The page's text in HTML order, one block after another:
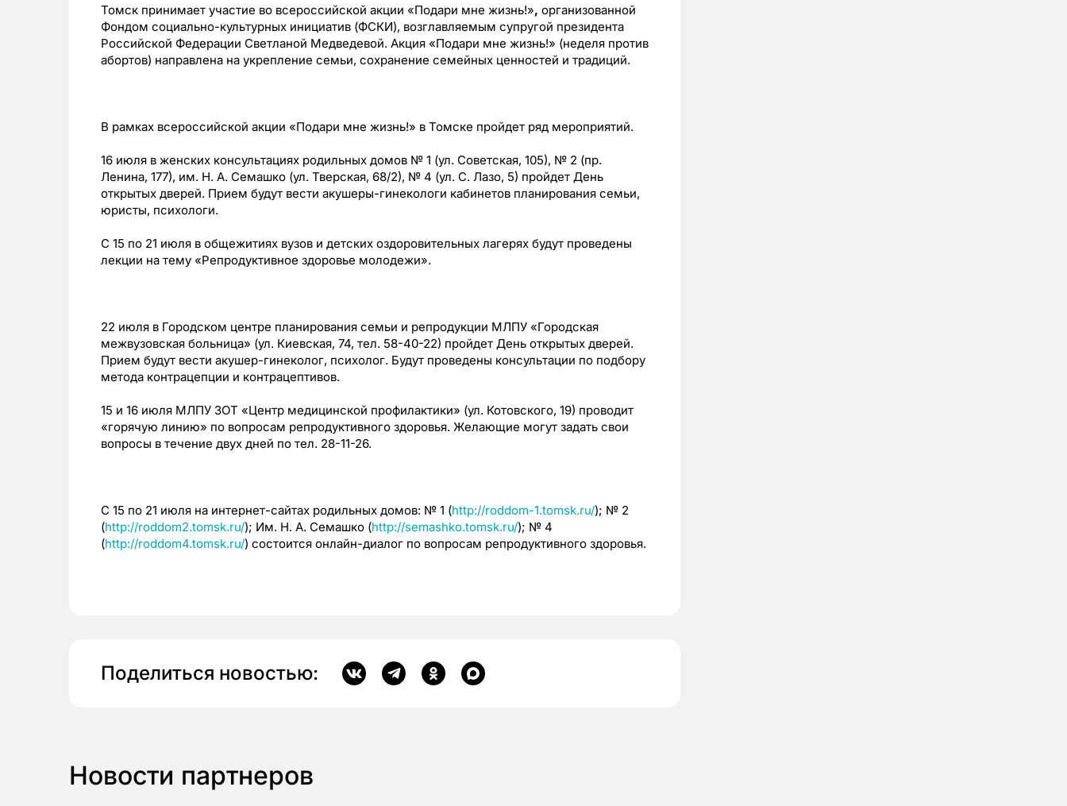
Томск принимает участие во всероссийской акции «Подари мне жизнь!», организованной
Фондом социально-культурных инициатив (ФСКИ), возглавляемым супругой президента
Российской Федерации Светланой Медведевой. Акция «Подари мне жизнь!» (неделя против
абортов) направлена на укрепление семьи, сохранение семейных ценностей и традиций.
В рамках всероссийской акции «Подари мне жизнь!» в Томске пройдет ряд мероприятий.
16 июля в женских консультациях родильных домов № 1 (ул. Советская, 105), № 2 (пр.
Ленина, 177), им. Н. А. Семашко (ул. Тверская, 68/2), № 4 (ул. С. Лазо, 5) пройдет День
открытых дверей. Прием будут вести акушеры-гинекологи кабинетов планирования семьи,
юристы, психологи.
С 15 по 21 июля в общежитиях вузов и детских оздоровительных лагерях будут проведены
лекции на тему «Репродуктивное здоровье молодежи».
22 июля в Городском центре планирования семьи и репродукции МЛПУ «Городская
межвузовская больница» (ул. Киевская, 74, тел. 58-40-22) пройдет День открытых дверей.
Прием будут вести акушер-гинеколог, психолог. Будут проведены консультации по подбору
метода контрацепции и контрацептивов.
15 и 16 июля МЛПУ ЗОТ «Центр медицинской профилактики» (ул. Котовского, 19) проводит
«горячую линию» по вопросам репродуктивного здоровья. Желающие могут задать свои
вопросы в течение двух дней по тел. 28-11-26.
С 15 по 21 июля на интернет-сайтах родильных домов: № 1 (http://roddom-1.tomsk.ru/); № 2
(http://roddom2.tomsk.ru/); Им. Н. А. Семашко (http://semashko.tomsk.ru/); № 4
(http://roddom4.tomsk.ru/) состоится онлайн-диалог по вопросам репродуктивного здоровья.
Поделиться новостью:
Новости партнеров